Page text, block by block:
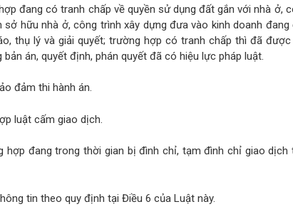
đang có tranh chấp về quyền sử dụng đất gắn với nhà ở,
sở hữu nhà ở, công trình xây dựng đưa vào kinh doanh
thụ lý và giải quyết; trường hợp có tranh chấp thì đã
án, quyết định, phán quyết đã có hiệu lực pháp luật.
đảm thi hành án.
luật cấm giao dịch.
hợp đang trong thời gian bị đình chỉ, tạm đình chỉ giao dịch
tin theo quy định tại Điều 6 của Luật này.